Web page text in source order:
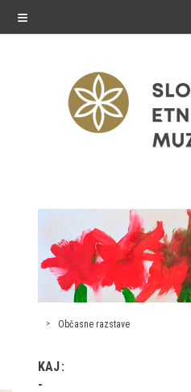
≡
razstave
Stalne razstave
Občasne razstave
Virtualni sprehodi
Občasne razstave
KAJ